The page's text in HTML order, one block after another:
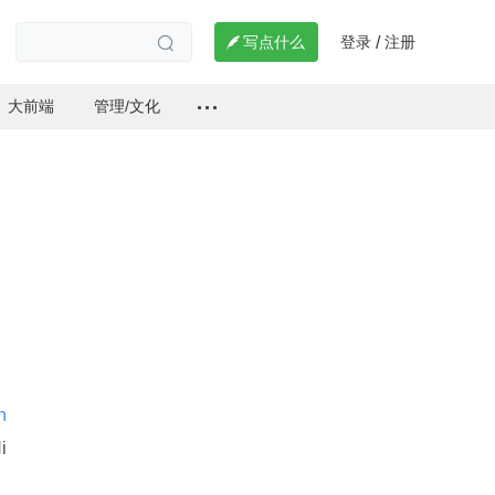
  写点什么 登录 / 注册
大前端 管理/文化